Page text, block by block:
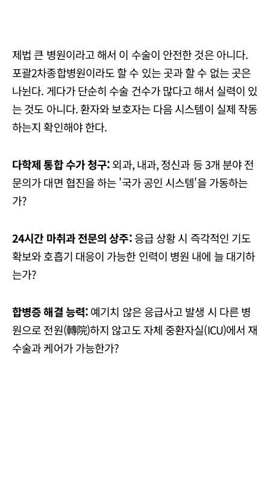
제법 큰 병원이라고 해서 이 수술이 안전한 것은 아니다.
포괄2차종합병원이라도 할 수 있는 곳과 할 수 없는 곳은
나뉜다. 게다가 단순히 수술 건수가 많다고 해서 실력이 있
는 것도 아니다. 환자와 보호자는 다음 시스템이 실제 작동
하는지 확인해야 한다.
다학제 통합 수가 청구:외과, 내과, 정신과 등 3개 분야 전
문의가 대면 협진을 하는 '국가 공인 시스템'을 가동하는
가?
24시간 마취과 전문의 상주:응급 상황 시 즉각적인 기도
확보와 호흡기 대응이 가능한 인력이 병원 내에 늘 대기하
는가?
합병증 해결 능력:예기치 않은 응급사고 발생 시 다른 병
원으로 전원(轉院)하지 않고도 자체 중환자실(ICU)에서 재
수술과 케어가 가능한가?